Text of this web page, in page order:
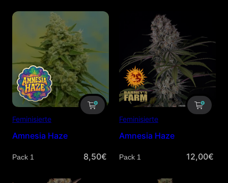
Feminisierte
Amnesia Haze
Menge 8,50€
Feminisierte
Amnesia Haze
Menge 12,00€